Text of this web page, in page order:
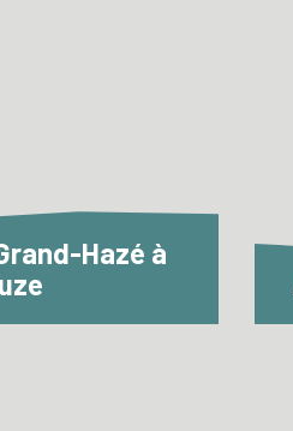
Hazé à